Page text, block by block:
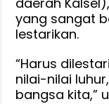
yang sangat
lestarikan.
“Harus
nilai-nilai
bangsa kita,”